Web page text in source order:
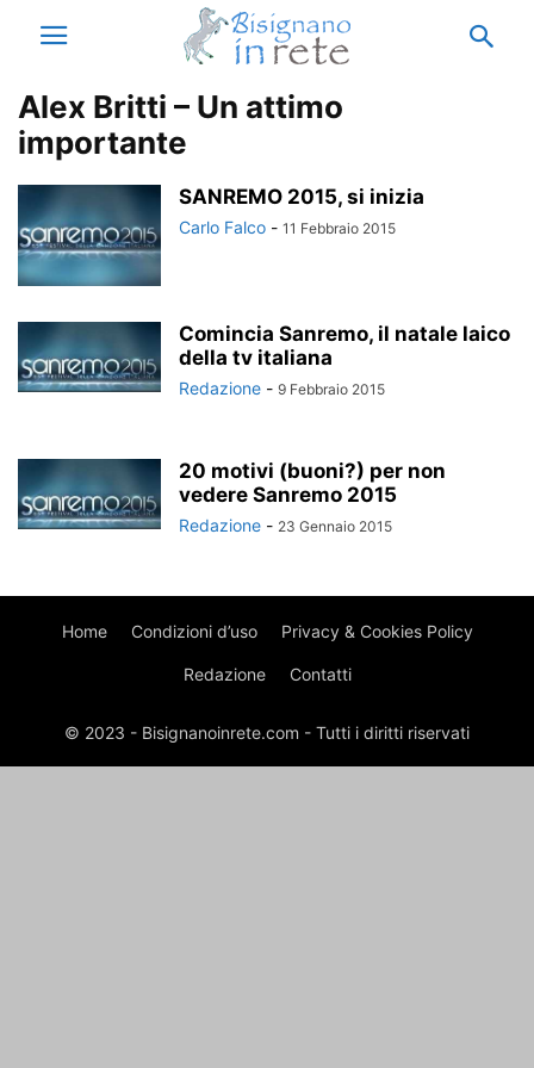
Alex Britti – Un attimo
importante
SANREMO 2015, si inizia
Carlo Falco - 11 Febbraio 2015
Comincia Sanremo, il natale laico
della tv italiana
Redazione - 9 Febbraio 2015
20 motivi (buoni?) per non
vedere Sanremo 2015
Redazione - 23 Gennaio 2015
Home Condizioni d’uso Privacy & Cookies Policy
Redazione Contatti
© 2023 - Bisignanoinrete.com - Tutti i diritti riservati